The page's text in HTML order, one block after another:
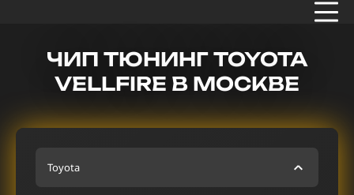
ЧИП ТЮНИНГ TOYOTA
VELLFIRE В МОСКВЕ
Toyota